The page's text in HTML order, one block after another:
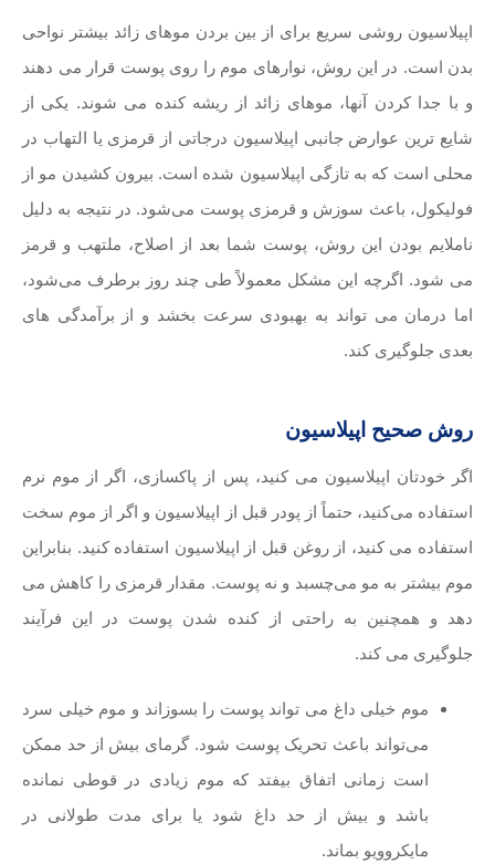
اپیلاسیون روشی سریع برای از بین بردن موهای زائد بیشتر نواحی
بدن است. در این روش، نوارهای موم را روی پوست قرار می دهند
و با جدا کردن آنها، موهای زائد از ریشه کنده می شوند. یکی از
شایع ترین عوارض جانبی اپیلاسیون درجاتی از قرمزی یا التهاب در
محلی است که به تازگی اپیلاسیون شده است. بیرون کشیدن مو از
فولیکول، باعث سوزش و قرمزی پوست می‌شود. در نتیجه به دلیل
ناملایم بودن این روش، پوست شما بعد از اصلاح، ملتهب و قرمز
می شود. اگرچه این مشکل معمولاً طی چند روز برطرف می‌شود،
اما درمان می تواند به بهبودی سرعت بخشد و از برآمدگی های
بعدی جلوگیری کند.
روش صحیح اپیلاسیون
اگر خودتان اپیلاسیون می کنید، پس از پاکسازی، اگر از موم نرم
استفاده می‌کنید، حتماً از پودر قبل از اپیلاسیون و اگر از موم سخت
استفاده می کنید، از روغن قبل از اپیلاسیون استفاده کنید. بنابراین
موم بیشتر به مو می‌چسبد و نه پوست. مقدار قرمزی را کاهش می
دهد و همچنین به راحتی از کنده شدن پوست در این فرآیند
جلوگیری می کند.
موم خیلی داغ می تواند پوست را بسوزاند و موم خیلی سرد
می‌تواند باعث تحریک پوست شود. گرمای بیش از حد ممکن
است زمانی اتفاق بیفتد که موم زیادی در قوطی نمانده
باشد و بیش از حد داغ شود یا برای مدت طولانی در
مایکروویو بماند.